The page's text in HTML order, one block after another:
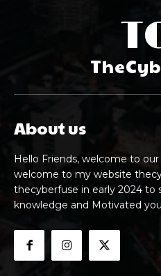
About us
Hello Friends, welcome to
welcome to my website
thecyberfuse in early 2024 to
knowledge and Motivated